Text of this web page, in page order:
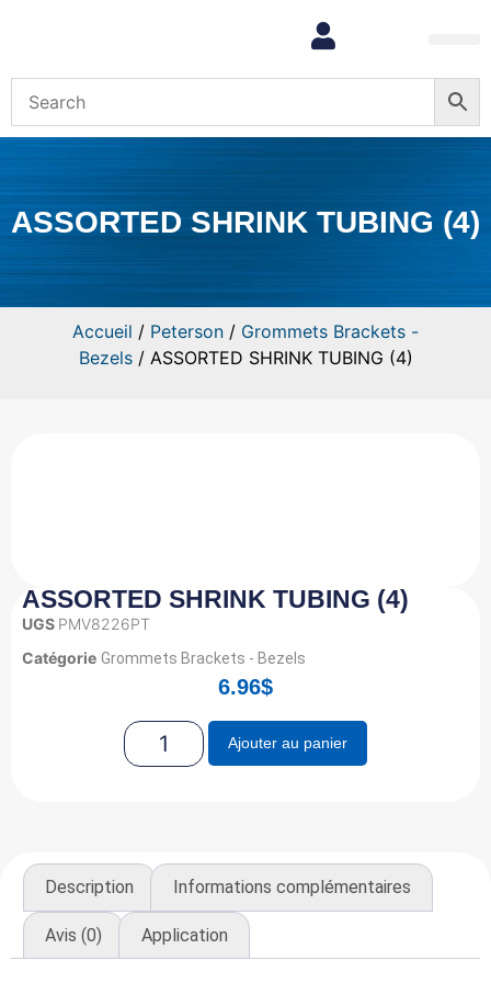
ASSORTED SHRINK TUBING (4)
Accueil / Peterson / Grommets Brackets -
Bezels/ ASSORTED SHRINK TUBING (4)
ASSORTED SHRINK TUBING (4)
UGS PMV8226PT
Catégorie Grommets Brackets - Bezels
6.96$
Ajouter au panier
Description Informations complémentaires
Avis (0) Application